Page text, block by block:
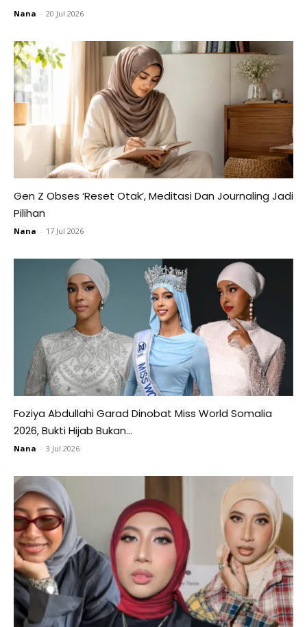
Nana - 20 Jul 2026
Gen Z Obses ‘Reset Otak’, Meditasi Dan Journaling Jadi
Pilihan
Nana - 17 Jul 2026
Foziya Abdullahi Garad Dinobat Miss World Somalia
2026, Bukti Hijab Bukan...
Nana - 3 Jul 2026